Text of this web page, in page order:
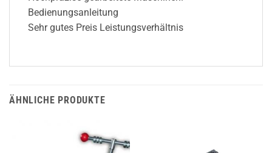
Bedienungsanleitung
Sehr gutes Preis Leistungsverhältnis
ÄHNLICHE PRODUKTE